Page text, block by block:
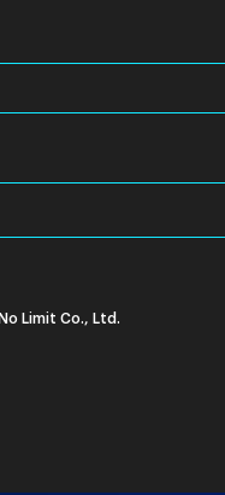
Limit Co., Ltd.